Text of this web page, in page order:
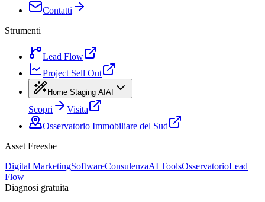
Contatti
Strumenti
Lead Flow
Project Sell Out
Home Staging AI AI
Scopri
Visita
Osservatorio Immobiliare del Sud
Asset Freesbe
Digital MarketingSoftwareConsulenzaAI ToolsOsservatorioLead
Flow
Diagnosi gratuita